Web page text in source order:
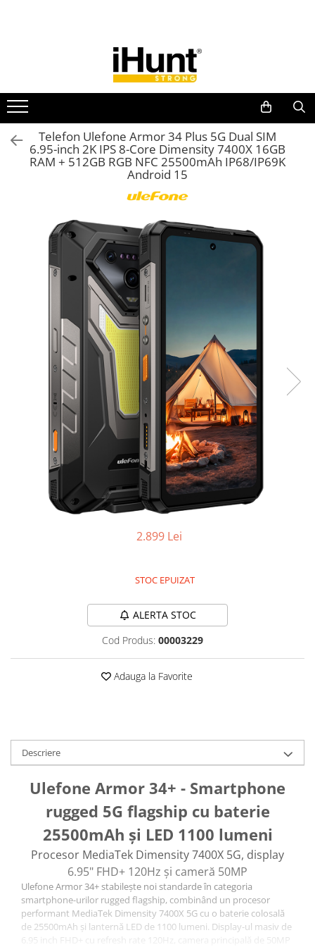
TELEFOANE & TABLETE IHUNT
Telefoane iHunt
Smartphone
Telefoane Rezistente
Telefoane Butoane
Boxe Portabile
Huse protectie
Smartwatch
Accesorii smartwatch
ELECTROCASNICE
Oală sub Presiune
Slow Cooker
Grătar Grill
Gătit cu Aburi
Deshidratoare
Aparate de Cafea
Aspiratoare Verticale
Friteuze Aer Cald / Air Fryer
Accesorii Consumabile
Lăzi Frigorifice
Coșuri de gunoi
INGRIJIRE PERSONALA
Plăci de Îndreptat Părul
CASA, GRADINA SI BRICOLAJ
Sigurante inteligente
Camere de supraveghere
Climatizare
Telefon Ulefone Armor 34 Plus 5G Dual SIM
6.95-inch 2K IPS 8-Core Dimensity 7400X 16GB
RAM + 512GB RGB NFC 25500mAh IP68/IP69K
Android 15
2.899 Lei
STOC EPUIZAT
ALERTA STOC
Cod Produs: 00003229
Adauga la Favorite
Descriere
Ulefone Armor 34+ - Smartphone
rugged 5G flagship cu baterie
25500mAh și LED 1100 lumeni
Procesor MediaTek Dimensity 7400X 5G, display
6.95" FHD+ 120Hz și cameră 50MP
Ulefone Armor 34+ stabilește noi standarde în categoria
smartphone-urilor rugged flagship, combinând un procesor
performant MediaTek Dimensity 7400X 5G cu o baterie colosală
de 25500mAh și lanternă LED de 1100 lumeni. Display-ul masiv de
6.95 inch FHD+ cu refresh rate 120Hz, camera principală de 50MP